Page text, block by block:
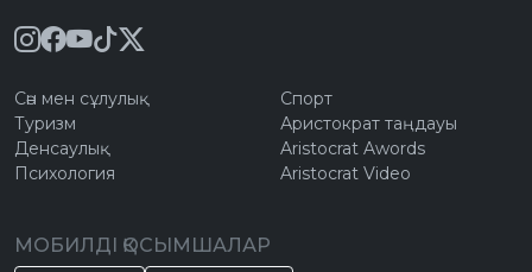
Сән мен сұлулық
Туризм
Денсаулық
Психология
Спорт
Аристократ таңдауы
Aristocrat Awords
Aristocrat Video
МОБИЛДІ ҚОСЫМШАЛАР